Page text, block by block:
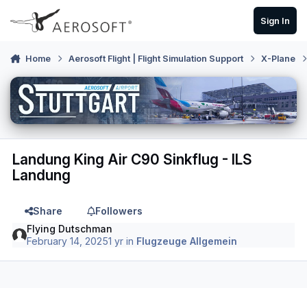
Skip to content
Sign In
Home Aerosoft Flight | Flight Simulation Support X-Plane
Landung King Air C90 Sinkflug - ILS
Landung
Share
Followers
Flying Dutschman
February 14, 20251 yr in Flugzeuge Allgemein